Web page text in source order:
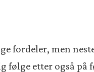
fordeler, men
følge etter også på